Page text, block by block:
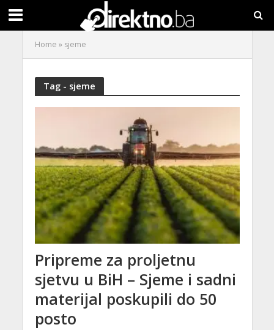
Home » sjeme
Tag - sjeme
Pripreme za proljetnu
sjetvu u BiH – Sjeme i sadni
materijal poskupili do 50
posto